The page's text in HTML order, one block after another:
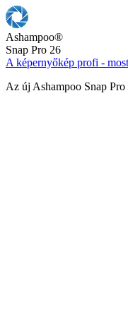
Ashampoo®
Snap Pro 26
A képernyőkép profi -
Az új Ashampoo Snap